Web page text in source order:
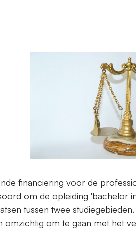
financiering voor de
om de opleiding 'bachelor
tussen twee
omzichtig om te gaan met het